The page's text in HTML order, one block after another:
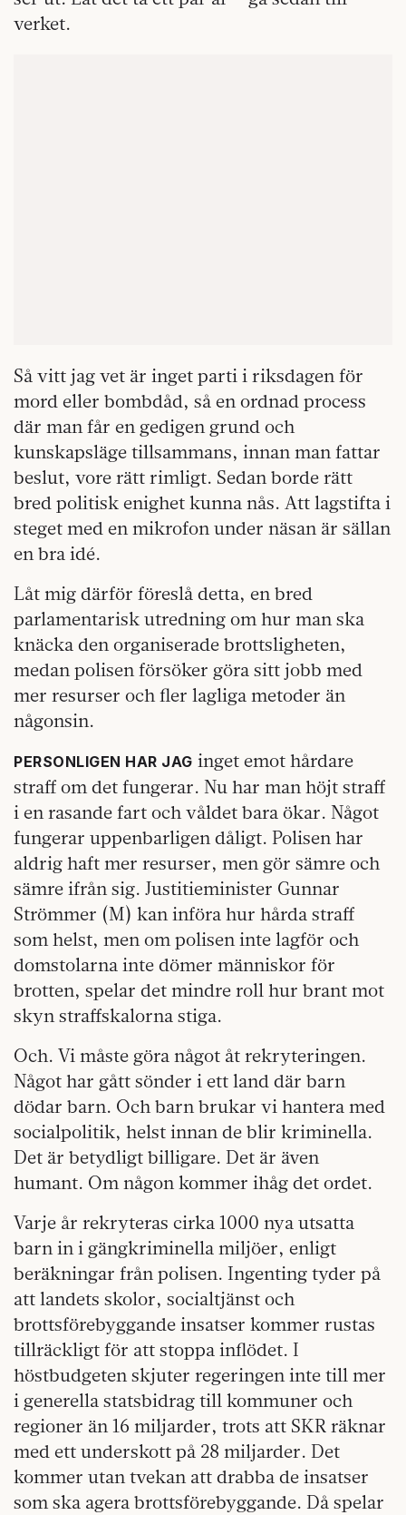
verket.
Så vitt jag vet är inget parti i riksdagen för
mord eller bombdåd, så en ordnad process
där man får en gedigen grund och
kunskapsläge tillsammans, innan man fattar
beslut, vore rätt rimligt. Sedan borde rätt
bred politisk enighet kunna nås. Att lagstifta i
steget med en mikrofon under näsan är sällan
en bra idé.
Låt mig därför föreslå detta, en bred
parlamentarisk utredning om hur man ska
knäcka den organiserade brottsligheten,
medan polisen försöker göra sitt jobb med
mer resurser och fler lagliga metoder än
någonsin.
PERSONLIGEN HAR JAG inget emot hårdare
straff om det fungerar. Nu har man höjt straff
i en rasande fart och våldet bara ökar. Något
fungerar uppenbarligen dåligt. Polisen har
aldrig haft mer resurser, men gör sämre och
sämre ifrån sig. Justitieminister Gunnar
Strömmer (M) kan införa hur hårda straff
som helst, men om polisen inte lagför och
domstolarna inte dömer människor för
brotten, spelar det mindre roll hur brant mot
skyn straffskalorna stiga.
Och. Vi måste göra något åt rekryteringen.
Något har gått sönder i ett land där barn
dödar barn. Och barn brukar vi hantera med
socialpolitik, helst innan de blir kriminella.
Det är betydligt billigare. Det är även
humant. Om någon kommer ihåg det ordet.
Varje år rekryteras cirka 1000 nya utsatta
barn in i gängkriminella miljöer, enligt
beräkningar från polisen. Ingenting tyder på
att landets skolor, socialtjänst och
brottsförebyggande insatser kommer rustas
tillräckligt för att stoppa inflödet. I
höstbudgeten skjuter regeringen inte till mer
i generella statsbidrag till kommuner och
regioner än 16 miljarder, trots att SKR räknar
med ett underskott på 28 miljarder. Det
kommer utan tvekan att drabba de insatser
som ska agera brottsförebyggande. Då spelar